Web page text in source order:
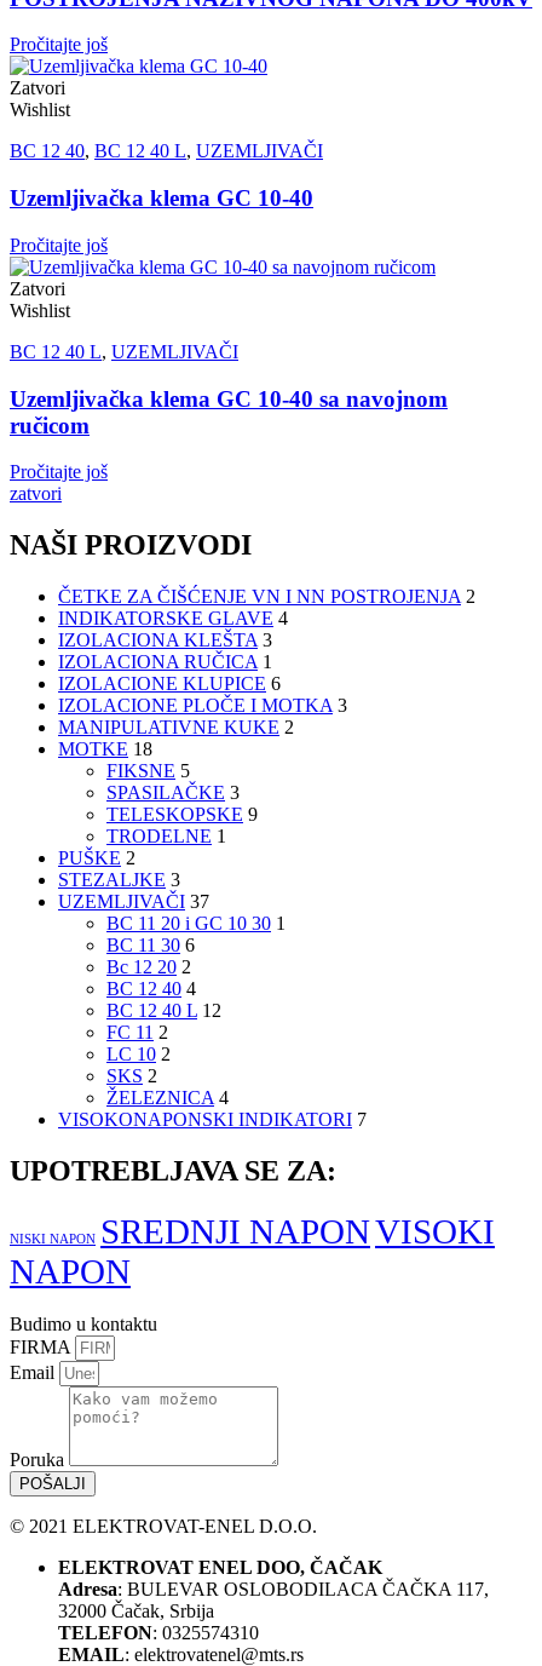
Pročitajte još
Zatvori
Wishlist
BC 12 40, BC 12 40 L, UZEMLJIVAČI
Uzemljivačka klema GC 10-40
Pročitajte još
Zatvori
Wishlist
BC 12 40 L, UZEMLJIVAČI
Uzemljivačka klema GC 10-40 sa navojnom
ručicom
Pročitajte još
zatvori
NAŠI PROIZVODI
ČETKE ZA ČIŠĆENJE VN I NN POSTROJENJA 2
INDIKATORSKE GLAVE 4
IZOLACIONA KLEŠTA 3
IZOLACIONA RUČICA 1
IZOLACIONE KLUPICE 6
IZOLACIONE PLOČE I MOTKA 3
MANIPULATIVNE KUKE 2
MOTKE 18
FIKSNE 5
SPASILAČKE 3
TELESKOPSKE 9
TRODELNE 1
PUŠKE 2
STEZALJKE 3
UZEMLJIVAČI 37
BC 11 20 i GC 10 30 1
BC 11 30 6
Bc 12 20 2
BC 12 40 4
BC 12 40 L 12
FC 11 2
LC 10 2
SKS 2
ŽELEZNICA 4
VISOKONAPONSKI INDIKATORI 7
UPOTREBLJAVA SE ZA:
NISKI NAPON SREDNJI NAPONVISOKI
NAPON
Budimo u kontaktu
FIRMA
Email
Poruka
POŠALJI
© 2021 ELEKTROVAT-ENEL D.O.O.
ELEKTROVAT ENEL DOO, ČAČAK
Adresa: BULEVAR OSLOBODILACA ČAČKA 117,
32000 Čačak, Srbija
TELEFON: 0325574310
EMAIL: elektrovatenel@mts.rs